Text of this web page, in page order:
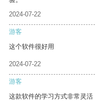
2024-07-22
游客
这个软件很好用
2024-07-22
游客
这款软件的学习方式非常灵活